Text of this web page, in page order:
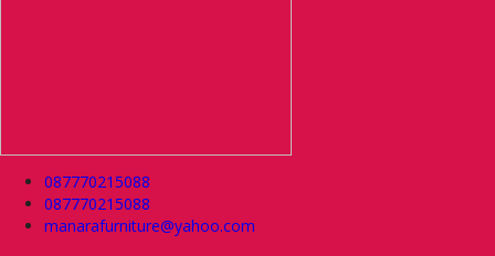
087770215088
087770215088
manarafurniture@yahoo.com